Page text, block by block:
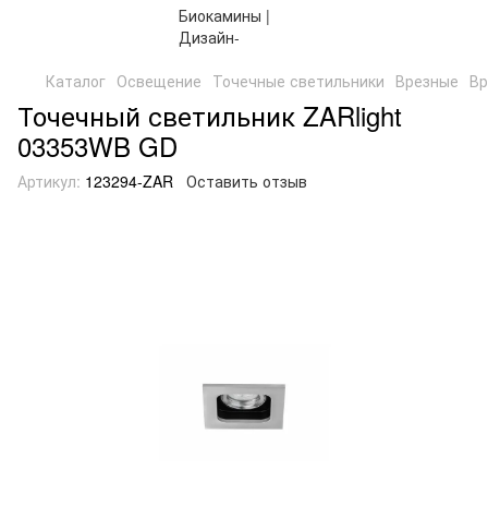
Каталог Освещение Точечные светильники Врезные
Точечный светильник ZARlight
03353WB GD
Артикул: 123294-ZAR Оставить отзыв